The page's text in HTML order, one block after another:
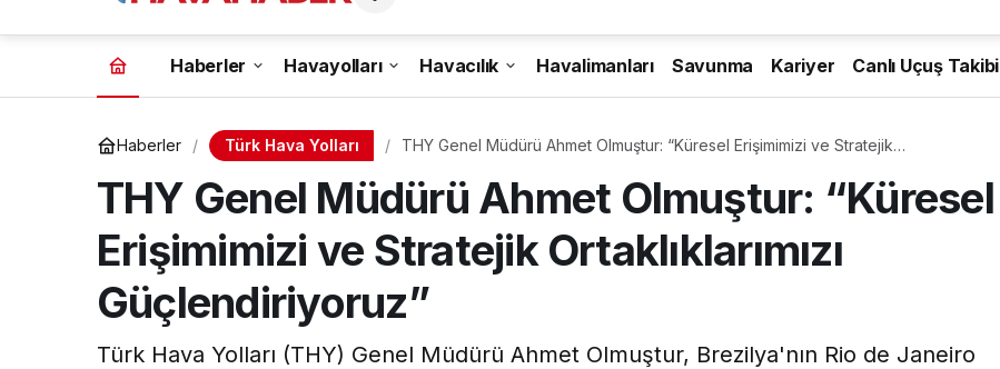
Haberler Havayolları Havacılık Havalimanları Savunma Kariyer Canlı Uçuş Takibi
Haberler Türk Hava Yolları
THY Genel Müdürü Ahmet Olmuştur: “Küresel Erişimimizi ve Stratejik
THY Genel Müdürü Ahmet Olmuştur: “Küresel
Erişimimizi ve Stratejik Ortaklıklarımızı
Güçlendiriyoruz”
Türk Hava Yolları (THY) Genel Müdürü Ahmet Olmuştur, Brezilya'nın Rio de Janeiro